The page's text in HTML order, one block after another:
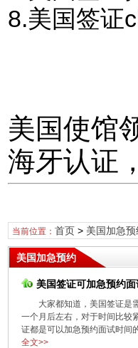
8.美国签证
美国使馆
海牙认证
当前位置： 首页> 美国加急预
美国加急预约
美国签证可加急预约
大家都知道，美国签证是
一个月后左右，对于时间比较
证都是可以加急预约面试时间
全文>>